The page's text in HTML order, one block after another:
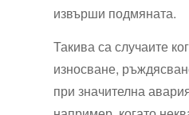
извърши подмяната.
Такива са случаите
износване,
при значителна